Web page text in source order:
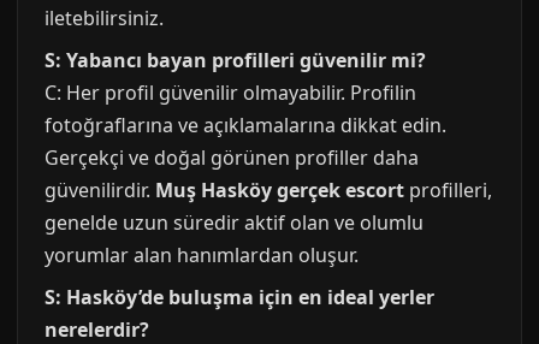
iletebilirsiniz.
S: Yabancı bayan profilleri güvenilir mi?
C: Her profil güvenilir olmayabilir. Profilin
fotoğraflarına ve açıklamalarına dikkat edin.
Gerçekçi ve doğal görünen profiller daha
güvenilirdir. Muş Hasköy gerçek escort profilleri,
genelde uzun süredir aktif olan ve olumlu
yorumlar alan hanımlardan oluşur.
S: Hasköy’de buluşma için en ideal yerler
nerelerdir?